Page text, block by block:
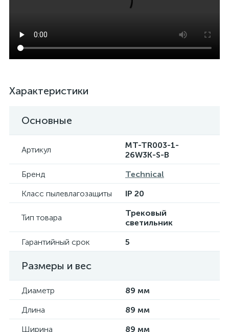
Характеристики
Основные
Артикул
MT-TR003-1-
26W3K-S-B
Бренд
Technical
Класс пылевлагозащиты
IP 20
Тип товара
Трековый
светильник
Гарантийный срок
5
Размеры и вес
Диаметр
89 мм
Длина
89 мм
Ширина
89 мм